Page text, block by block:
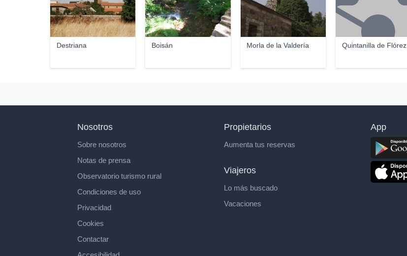
Destriana Boisán Morla de la Valdería Quintanilla de Flórez
Nosotros
Sobre nosotros
Notas de prensa
Observatorio turismo rural
Condiciones de uso
Privacidad
Cookies
Contactar
Propietarios
Aumenta tus reservas
Viajeros
Lo más buscado
Vacaciones
App